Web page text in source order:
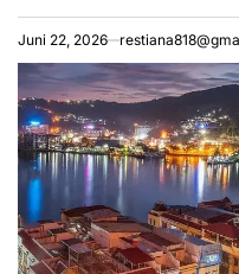
Juni 22, 2026